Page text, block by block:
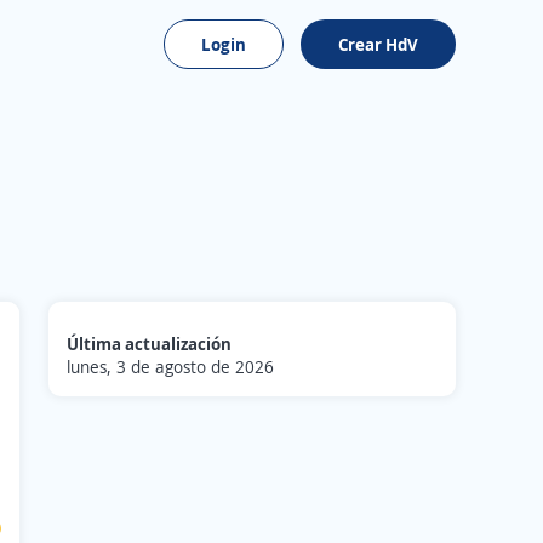
Login Crear HdV
Última actualización
lunes, 3 de agosto de 2026